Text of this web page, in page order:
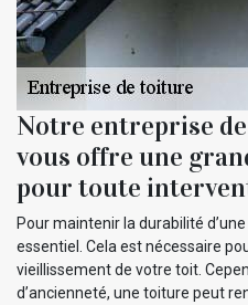
Notre entreprise
vous offre une
pour toute
Pour maintenir la durabilité
essentiel. Cela est nécessaire
vieillissement de votre toit.
d’ancienneté, une toiture peut